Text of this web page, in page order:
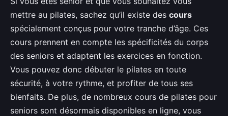
mettre au pilates, sachez qu’il existe des cours
spécialement conçus pour votre tranche d’âge. Ces
cours prennent en compte les spécificités du corps
des seniors et adaptent les exercices en fonction.
Vous pouvez donc débuter le pilates en toute
sécurité, à votre rythme, et profiter de tous ses
bienfaits. De plus, de nombreux cours de pilates pour
seniors sont désormais disponibles en ligne, vous